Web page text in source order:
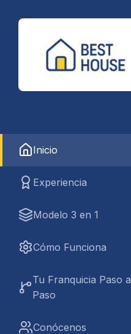
Inicio
Experiencia
Modelo 3 en 1
Cómo Funciona
Tu Franquicia Paso a
Paso
Conócenos